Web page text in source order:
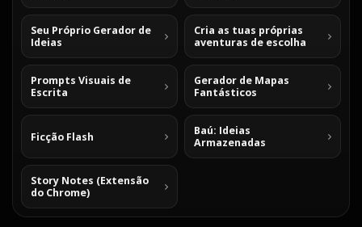
Seu Próprio Gerador de
Ideias
Cria as tuas próprias
aventuras de escolha
Prompts Visuais de
Escrita
Gerador de Mapas
Fantásticos
Ficção Flash
Baú: Ideias
Armazenadas
Story Notes (Extensão
do Chrome)